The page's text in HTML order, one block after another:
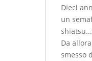
Dieci
un
Da
smesso